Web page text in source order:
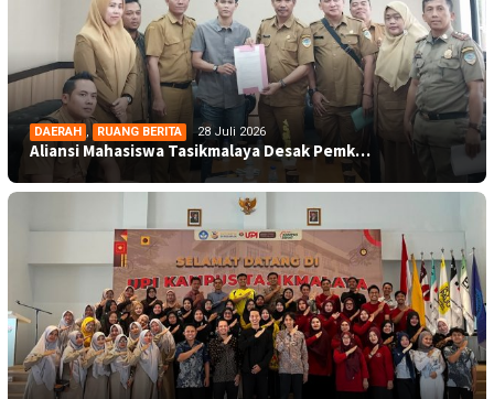
DAERAH , RUANG BERITA 28 Juli 2026
Aliansi Mahasiswa Tasikmalaya Desak Pemk…